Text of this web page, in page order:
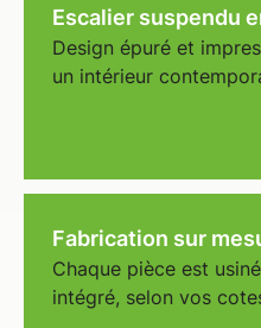
Escalier suspendu
Design épuré et
un intérieur
Fabrication sur
Chaque pièce est
intégré, selon vos